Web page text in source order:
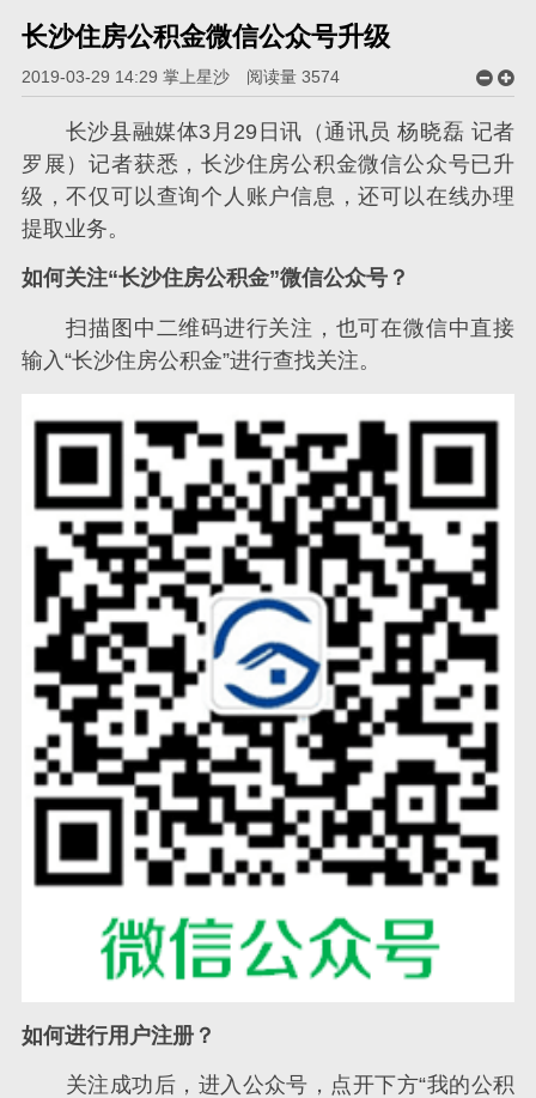
长沙住房公积金微信公众号升级
2019-03-29 14:29 掌上星沙 阅读量 3574
长沙县融媒体3月29日讯（通讯员 杨晓磊 记者
罗展）记者获悉，长沙住房公积金微信公众号已升
级，不仅可以查询个人账户信息，还可以在线办理
提取业务。
如何关注“长沙住房公积金”微信公众号？
扫描图中二维码进行关注，也可在微信中直接
输入“长沙住房公积金”进行查找关注。
如何进行用户注册？
关注成功后，进入公众号，点开下方“我的公积